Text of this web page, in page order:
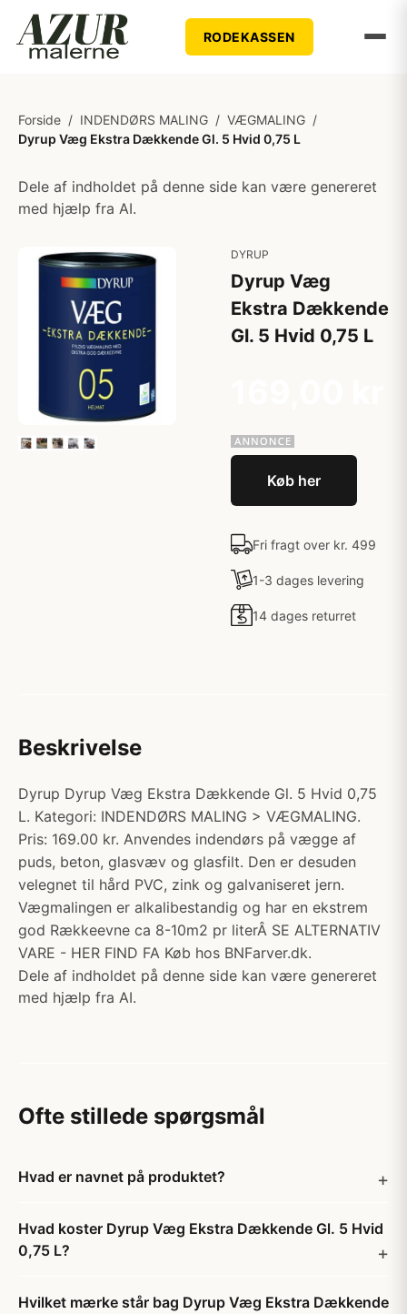
RODEKASSEN
Forside / INDENDØRS MALING / VÆGMALING /
Dyrup Væg Ekstra Dækkende Gl. 5 Hvid 0,75 L
Dele af indholdet på denne side kan være genereret
med hjælp fra AI.
DYRUP
Dyrup Væg
Ekstra Dækkende
Gl. 5 Hvid 0,75 L
Køb her
Fri fragt over kr. 499
1-3 dages levering
14 dages returret
Beskrivelse
Dyrup Dyrup Væg Ekstra Dækkende Gl. 5 Hvid 0,75
L. Kategori: INDENDØRS MALING > VÆGMALING.
Pris: 169.00 kr. Anvendes indendørs på vægge af
puds, beton, glasvæv og glasfilt. Den er desuden
velegnet til hård PVC, zink og galvaniseret jern.
Vægmalingen er alkalibestandig og har en ekstrem
god Rækkeevne ca 8-10m2 pr literÂ SE ALTERNATIV
VARE - HER FIND FA Køb hos BNFarver.dk.
Dele af indholdet på denne side kan være genereret
med hjælp fra AI.
Ofte stillede spørgsmål
Hvad er navnet på produktet?
Hvad koster Dyrup Væg Ekstra Dækkende Gl. 5 Hvid
0,75 L?
Hvilket mærke står bag Dyrup Væg Ekstra Dækkende